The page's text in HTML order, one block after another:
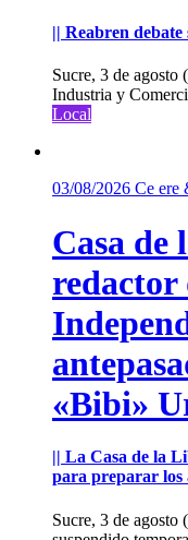
|| Reabren debate
Sucre, 3 de
Industria y
Local
03/08/2026 Ce ere
Casa de
redactor
«Bibi»
|| La Casa de la
para preparar los
Sucre, 3 de